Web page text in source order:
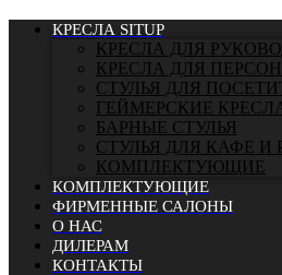
КРЕСЛА SITUP
КРЕСЛА ДЛЯ
КРЕСЛА ДЛЯ
СТУЛЬЯ ДЛЯ
ГЕЙМЕРСКИЕ
БАРНЫЕ СТУЛЬЯ
CТУЛЬЯ ДЛЯ КАФЕ И
КОМПЛЕКТУЮЩИЕ
КОМПЛЕКТУЮЩИЕ
ФИРМЕННЫЕ САЛОНЫ
О НАС
ДИЛЕРАМ
КОНТАКТЫ